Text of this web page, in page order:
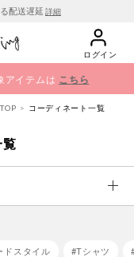
配送遅延 詳細
ログイン
アイテムは こちら
コーディネート一覧
覧
ドスタイル #Tシャツ